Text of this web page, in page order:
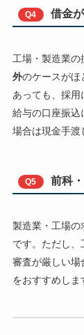
Q4 借金
工場・製造業の
外のケースがほ
あっても、採用
給与の口座振込
場合は現金手渡
Q5 前科
製造業・工場の
です。ただし
審査が厳しい場
をおすすめしま